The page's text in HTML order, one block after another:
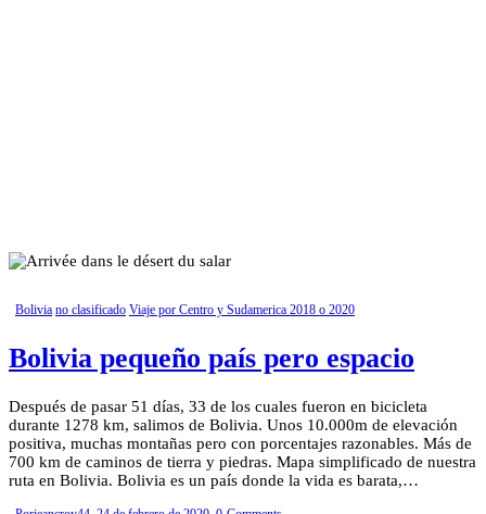
Bolivia no clasificado Viaje por Centro y Sudamerica 2018 o 2020
Bolivia pequeño país pero espacio
Después de pasar 51 días, 33 de los cuales fueron en bicicleta
durante 1278 km, salimos de Bolivia. Unos 10.000m de elevación
positiva, muchas montañas pero con porcentajes razonables. Más de
700 km de caminos de tierra y piedras. Mapa simplificado de nuestra
ruta en Bolivia. Bolivia es un país donde la vida es barata,…